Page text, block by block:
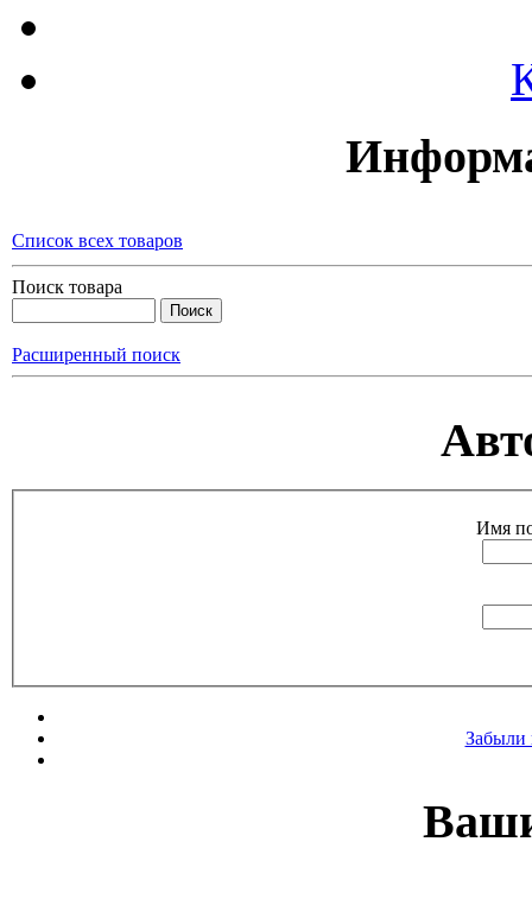
Список всех товаров
Поиск товара
Расширенный поиск
Имя
Забыли